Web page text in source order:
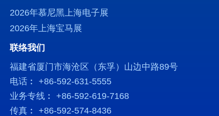
2026年慕尼黑上海电子展
2026年上海宝马展
联络我们
福建省厦门市海沧区（东孚）山边中路89号
电话︰ +86-592-631-5555
业务专线︰ +86-592-619-7168
传真︰ +86-592-574-8436